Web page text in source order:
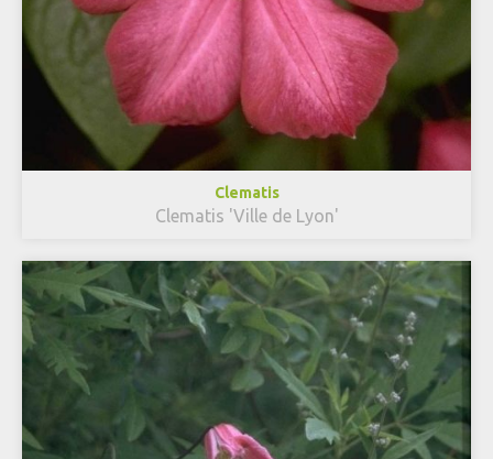
Clematis
Clematis 'Ville de Lyon'